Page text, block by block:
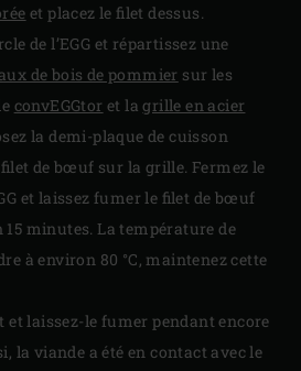
et placez le filet dessus.
de l’EGG et répartissez une
de bois de pommier sur les
convEGGtor et lagrille en acier
la demi-plaque de cuisson
de bœuf sur la grille. Fermez le
et laissez fumer le filet de bœuf
minutes. La température de
à environ 80 °C, maintenez cette
et laissez-le fumer pendant encore
la viande a été en contact avec le